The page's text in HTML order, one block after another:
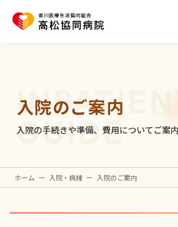
GUIDE
入院のご案内
入院の手続きや準備、費用についてご案
ホーム ー 入院・病棟 ー 入院のご案内